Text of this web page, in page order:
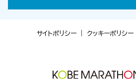
サイトポリシー｜ クッキーポリシー